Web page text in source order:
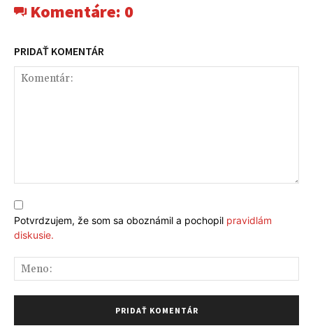
Komentáre: 0
PRIDAŤ KOMENTÁR
Potvrdzujem, že som sa oboznámil a pochopil pravidlám
diskusie.